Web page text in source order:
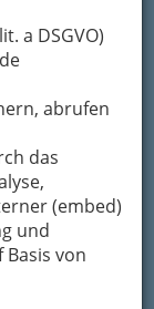
a DSGVO)
abrufen
das
(embed)
und
von